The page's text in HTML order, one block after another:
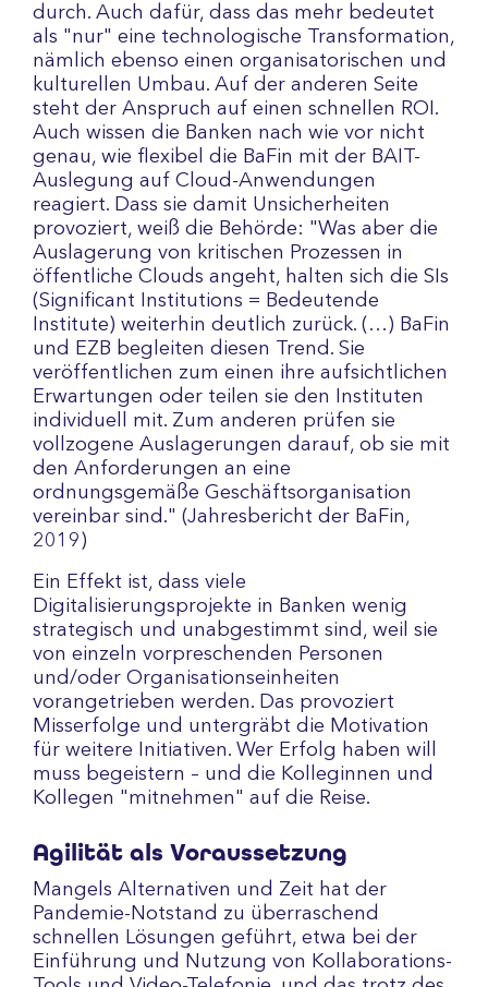
durch. Auch dafür, dass das mehr bedeutet
als "nur" eine technologische Transformation,
nämlich ebenso einen organisatorischen und
kulturellen Umbau. Auf der anderen Seite
steht der Anspruch auf einen schnellen ROI.
Auch wissen die Banken nach wie vor nicht
genau, wie flexibel die BaFin mit der BAIT-
Auslegung auf Cloud-Anwendungen
reagiert. Dass sie damit Unsicherheiten
provoziert, weiß die Behörde: "Was aber die
Auslagerung von kritischen Prozessen in
öffentliche Clouds angeht, halten sich die SIs
(Significant Institutions = Bedeutende
Institute) weiterhin deutlich zurück. (…) BaFin
und EZB begleiten diesen Trend. Sie
veröffentlichen zum einen ihre aufsichtlichen
Erwartungen oder teilen sie den Instituten
individuell mit. Zum anderen prüfen sie
vollzogene Auslagerungen darauf, ob sie mit
den Anforderungen an eine
ordnungsgemäße Geschäftsorganisation
vereinbar sind." (Jahresbericht der BaFin,
2019)
Ein Effekt ist, dass viele
Digitalisierungsprojekte in Banken wenig
strategisch und unabgestimmt sind, weil sie
von einzeln vorpreschenden Personen
und/oder Organisationseinheiten
vorangetrieben werden. Das provoziert
Misserfolge und untergräbt die Motivation
für weitere Initiativen. Wer Erfolg haben will
muss begeistern – und die Kolleginnen und
Kollegen "mitnehmen" auf die Reise.
Agilität als Voraussetzung
Mangels Alternativen und Zeit hat der
Pandemie-Notstand zu überraschend
schnellen Lösungen geführt, etwa bei der
Einführung und Nutzung von Kollaborations-